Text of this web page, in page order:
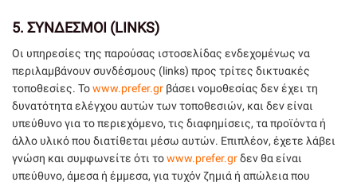
5. ΣΥΝΔΕΣΜΟΙ (LINKS)
Οι υπηρεσίες της παρούσας ιστοσελίδας ενδεχομένως να
περιλαμβάνουν συνδέσμους (links) προς τρίτες δικτυακές
τοποθεσίες. Τοwww.prefer.gr βάσει νομοθεσίας δεν έχει τη
δυνατότητα ελέγχου αυτών των τοποθεσιών, και δεν είναι
υπεύθυνο για το περιεχόμενο, τις διαφημίσεις, τα προϊόντα ή
άλλο υλικό που διατίθεται μέσω αυτών. Επιπλέον, έχετε λάβει
γνώση και συμφωνείτε ότι τοwww.prefer.grδεν θα είναι
υπεύθυνο, άμεσα ή έμμεσα, για τυχόν ζημιά ή απώλεια που